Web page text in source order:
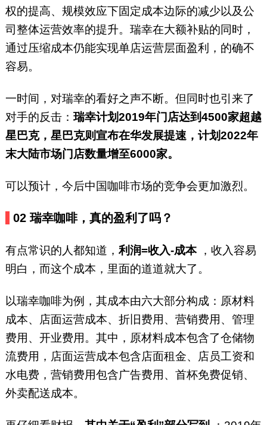
权的提高、规模效应下固定成本边际的减少以及公
司整体运营效率的提升。瑞幸在大额补贴的同时，
通过压缩成本仍能实现单店运营层面盈利，的确不
容易。
一时间，对瑞幸的看好之声不断。但同时也引来了
对手的反击：瑞幸计划2019年门店达到4500家超越
星巴克，星巴克则宣布在华发展提速，计划2022年
末大陆市场门店数量增至6000家。
可以预计，今后中国咖啡市场的竞争会更加激烈。
02瑞幸咖啡，真的盈利了吗？
有点常识的人都知道，利润=收入-成本 ，收入容易
明白，而这个成本，里面的道道就大了。
以瑞幸咖啡为例，其成本由六大部分构成：原材料
成本、店面运营成本、折旧费用、营销费用、管理
费用、开业费用。其中，原材料成本包含了仓储物
流费用，店面运营成本包含店面租金、店员工资和
水电费，营销费用包含广告费用、首杯免费促销、
外卖配送成本。